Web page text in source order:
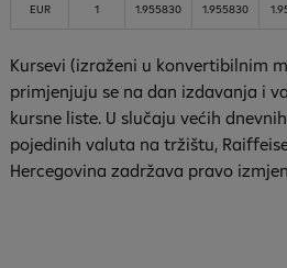
EUR 1 1.955830 1.955830
Kursevi (izraženi u konvertibilnim
primjenjuju se na dan izdavanja i
kursne liste. U slučaju većih
pojedinih valuta na tržištu,
Hercegovina zadržava pravo